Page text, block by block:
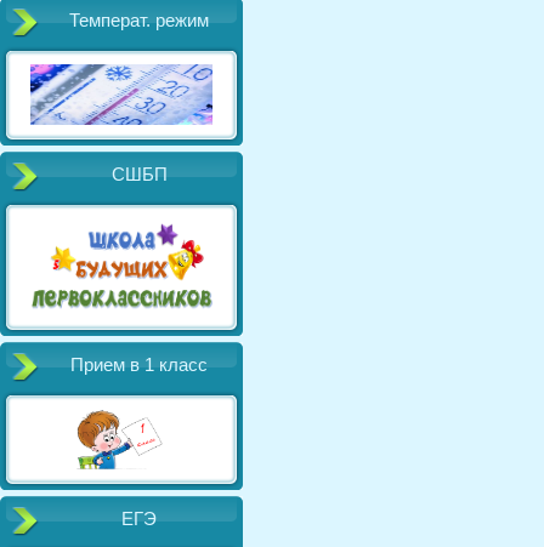
Температ. режим
СШБП
Прием в 1 класс
ЕГЭ